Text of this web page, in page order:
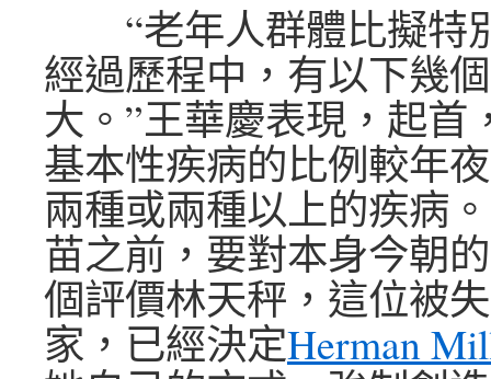
“老年人群體比擬特
經過歷程中，有以下幾
大。”王華慶表現，起首
基本性疾病的比例較年
兩種或兩種以上的疾病
苗之前，要對本身今朝
個評價林天秤，這位被
家，已經決定Herman